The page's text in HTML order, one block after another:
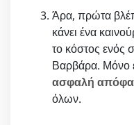
Άρα, πρώτα
κάνει ένα
το κόστος ενός
Βαρβάρα. Μόνο
ασφαλή
όλων.